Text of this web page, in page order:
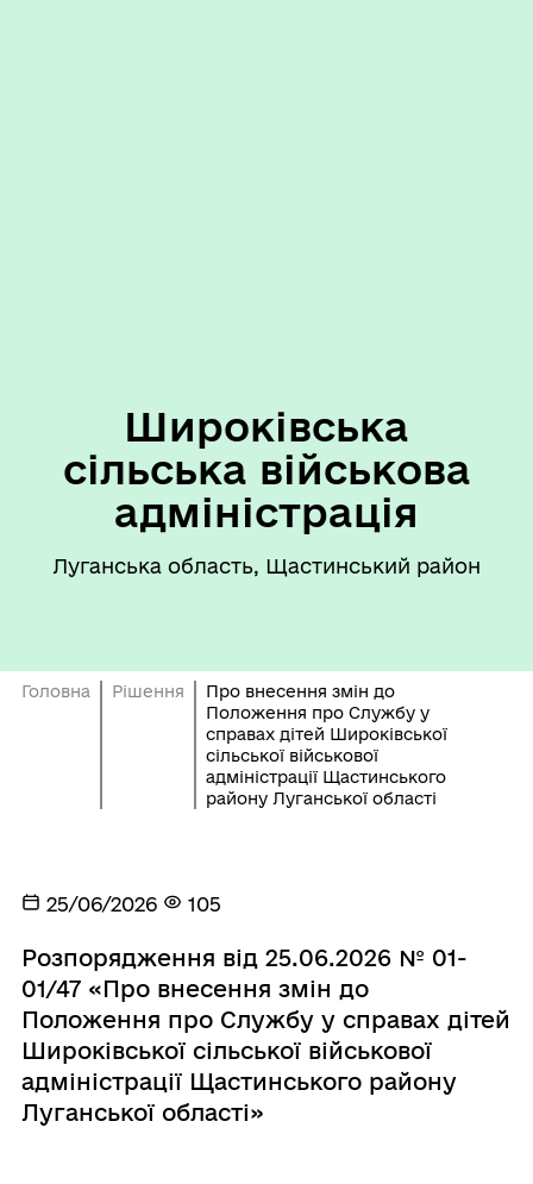
Широківська
сільська військова
адміністрація
Луганська область, Щастинський район
Головна Рішення
Про внесення змін до
Положення про Службу у
справах дітей Широківської
сільської військової
адміністрації Щастинського
району Луганської області
25/06/2026 105
Розпорядження від 25.06.2026 № 01-
01/47 «Про внесення змін до
Положення про Службу у справах дітей
Широківської сільської військової
адміністрації Щастинського району
Луганської області»